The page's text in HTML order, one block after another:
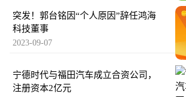
突发！郭台铭因“个人原因”辞任鸿海
科技董事
2023-09-07
宁德时代与福田汽车成立合资公司，
注册资本2亿元